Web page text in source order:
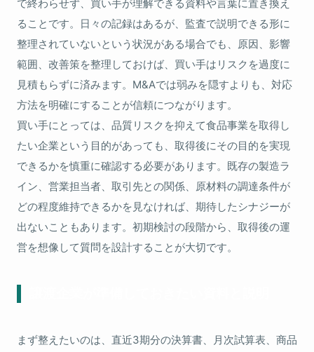
で終わらせず、買い手が理解できる資料や言葉に置き換え
ることです。日々の記録はあるが、監査で説明できる形に
整理されていないという状況がある場合でも、原因、影響
範囲、改善策を整理しておけば、買い手はリスクを過度に
見積もらずに済みます。M&Aでは弱みを隠すよりも、対応
方法を明確にすることが信頼につながります。
買い手にとっては、品質リスクを抑えて食品事業を取得し
たい企業という目的があっても、取得後にその目的を実現
できるかを慎重に確認する必要があります。既存の製造ラ
イン、営業担当者、取引先との関係、原材料の調達条件が
どの程度維持できるかを見なければ、期待したシナジーが
出ないこともあります。初期検討の段階から、取得後の運
営を想像して質問を設計することが大切です。
まず整えたいのは、直近3期分の決算書、月次試算表、商品